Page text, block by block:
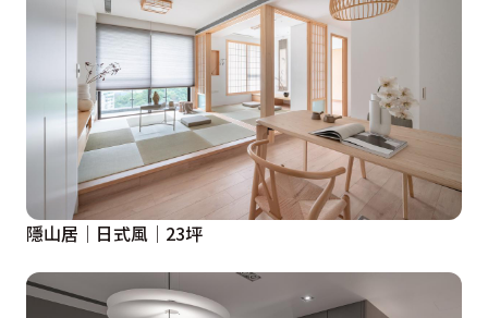
隱山居│日式風│23坪